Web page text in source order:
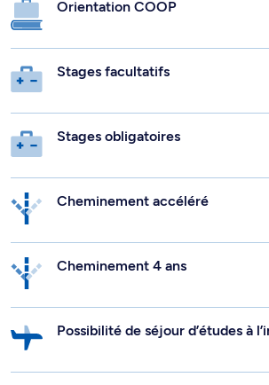
Orientation COOP
Stages facultatifs
Stages obligatoires
Cheminement accéléré
Cheminement 4 ans
Possibilité de séjour d’études à